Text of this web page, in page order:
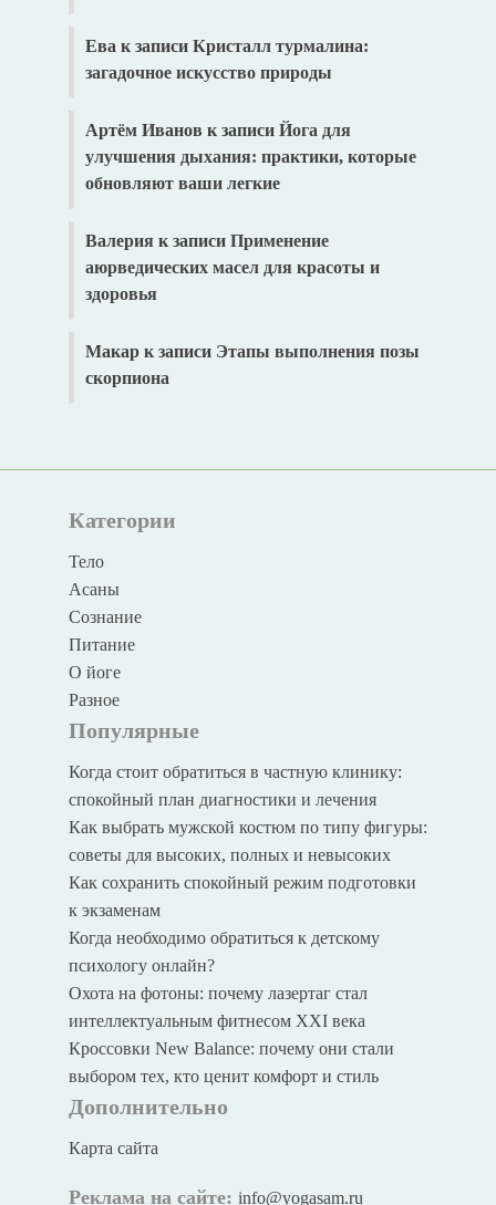
Ева к записи Кристалл турмалина:
загадочное искусство природы
Артём Иванов к записи Йога для
улучшения дыхания: практики, которые
обновляют ваши легкие
Валерия к записи Применение
аюрведических масел для красоты и
здоровья
Макарк записи Этапы выполнения позы
скорпиона
Категории
Тело
Асаны
Сознание
Питание
О йоге
Разное
Популярные
Когда стоит обратиться в частную клинику:
спокойный план диагностики и лечения
Как выбрать мужской костюм по типу фигуры:
советы для высоких, полных и невысоких
Как сохранить спокойный режим подготовки
к экзаменам
Когда необходимо обратиться к детскому
психологу онлайн?
Охота на фотоны: почему лазертаг стал
интеллектуальным фитнесом XXI века
Кроссовки New Balance: почему они стали
выбором тех, кто ценит комфорт и стиль
Дополнительно
Карта сайта
Реклама на сайте: info@yogasam.ru